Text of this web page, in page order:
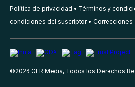
Política de privacidad Términos y
condiciones del suscriptor
Correcciones
©2026 GFR Media, Todos los Derechos